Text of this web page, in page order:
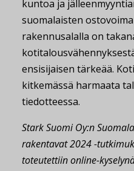
kuntoa ja
suomalaisten
rakennusalalla on
ensisijaisen tärkeää.
kitkemässä harmaata
tiedotteessa.
Stark Suomi Oy:n
rakentavat 2024 -
toteutettiin online-